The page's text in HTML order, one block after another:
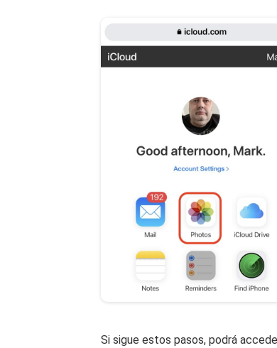
Si sigue estos pasos, podrá